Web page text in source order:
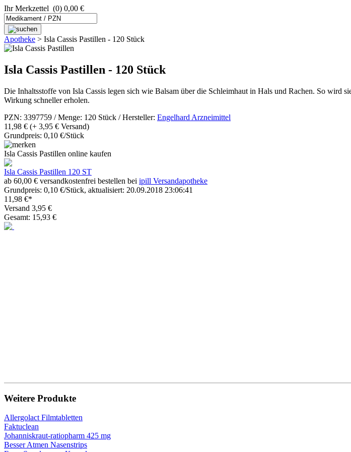
Ihr Merkzettel (0) 0,00 €
Apotheke > Isla Cassis Pastillen - 120 Stück
Isla Cassis Pastillen - 120 Stück
Die Inhaltsstoffe von Isla Cassis legen sich wie Balsam über die Schleimhaut in Hals und Rachen. So wird
Wirkung schneller erholen.
PZN: 3397759 / Menge: 120 Stück / Hersteller: Engelhard Arzneimittel
11,98 € (+ 3,95 € Versand)
Grundpreis: 0,10 €/Stück
Isla Cassis Pastillen online kaufen
Isla Cassis Pastillen 120 ST
ab 60,00 € versandkostenfrei bestellen bei ipill Versandapotheke
Grundpreis: 0,10 €/Stück, aktualisiert: 20.09.2018 23:06:41
11,98 €*
Versand 3,95 €
Gesamt: 15,93 €
Weitere Produkte
Allergolact Filmtabletten
Faktuclean
Johanniskraut-ratiopharm 425 mg
Besser Atmen Nasenstrips